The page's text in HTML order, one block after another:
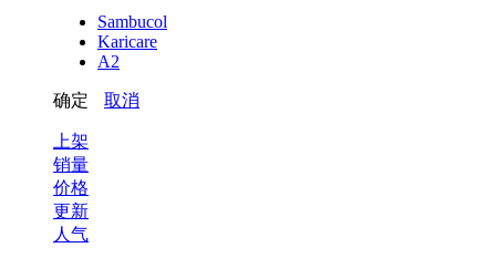
Sambucol
Karicare
A2
确定 取消
上架
销量
价格
更新
人气